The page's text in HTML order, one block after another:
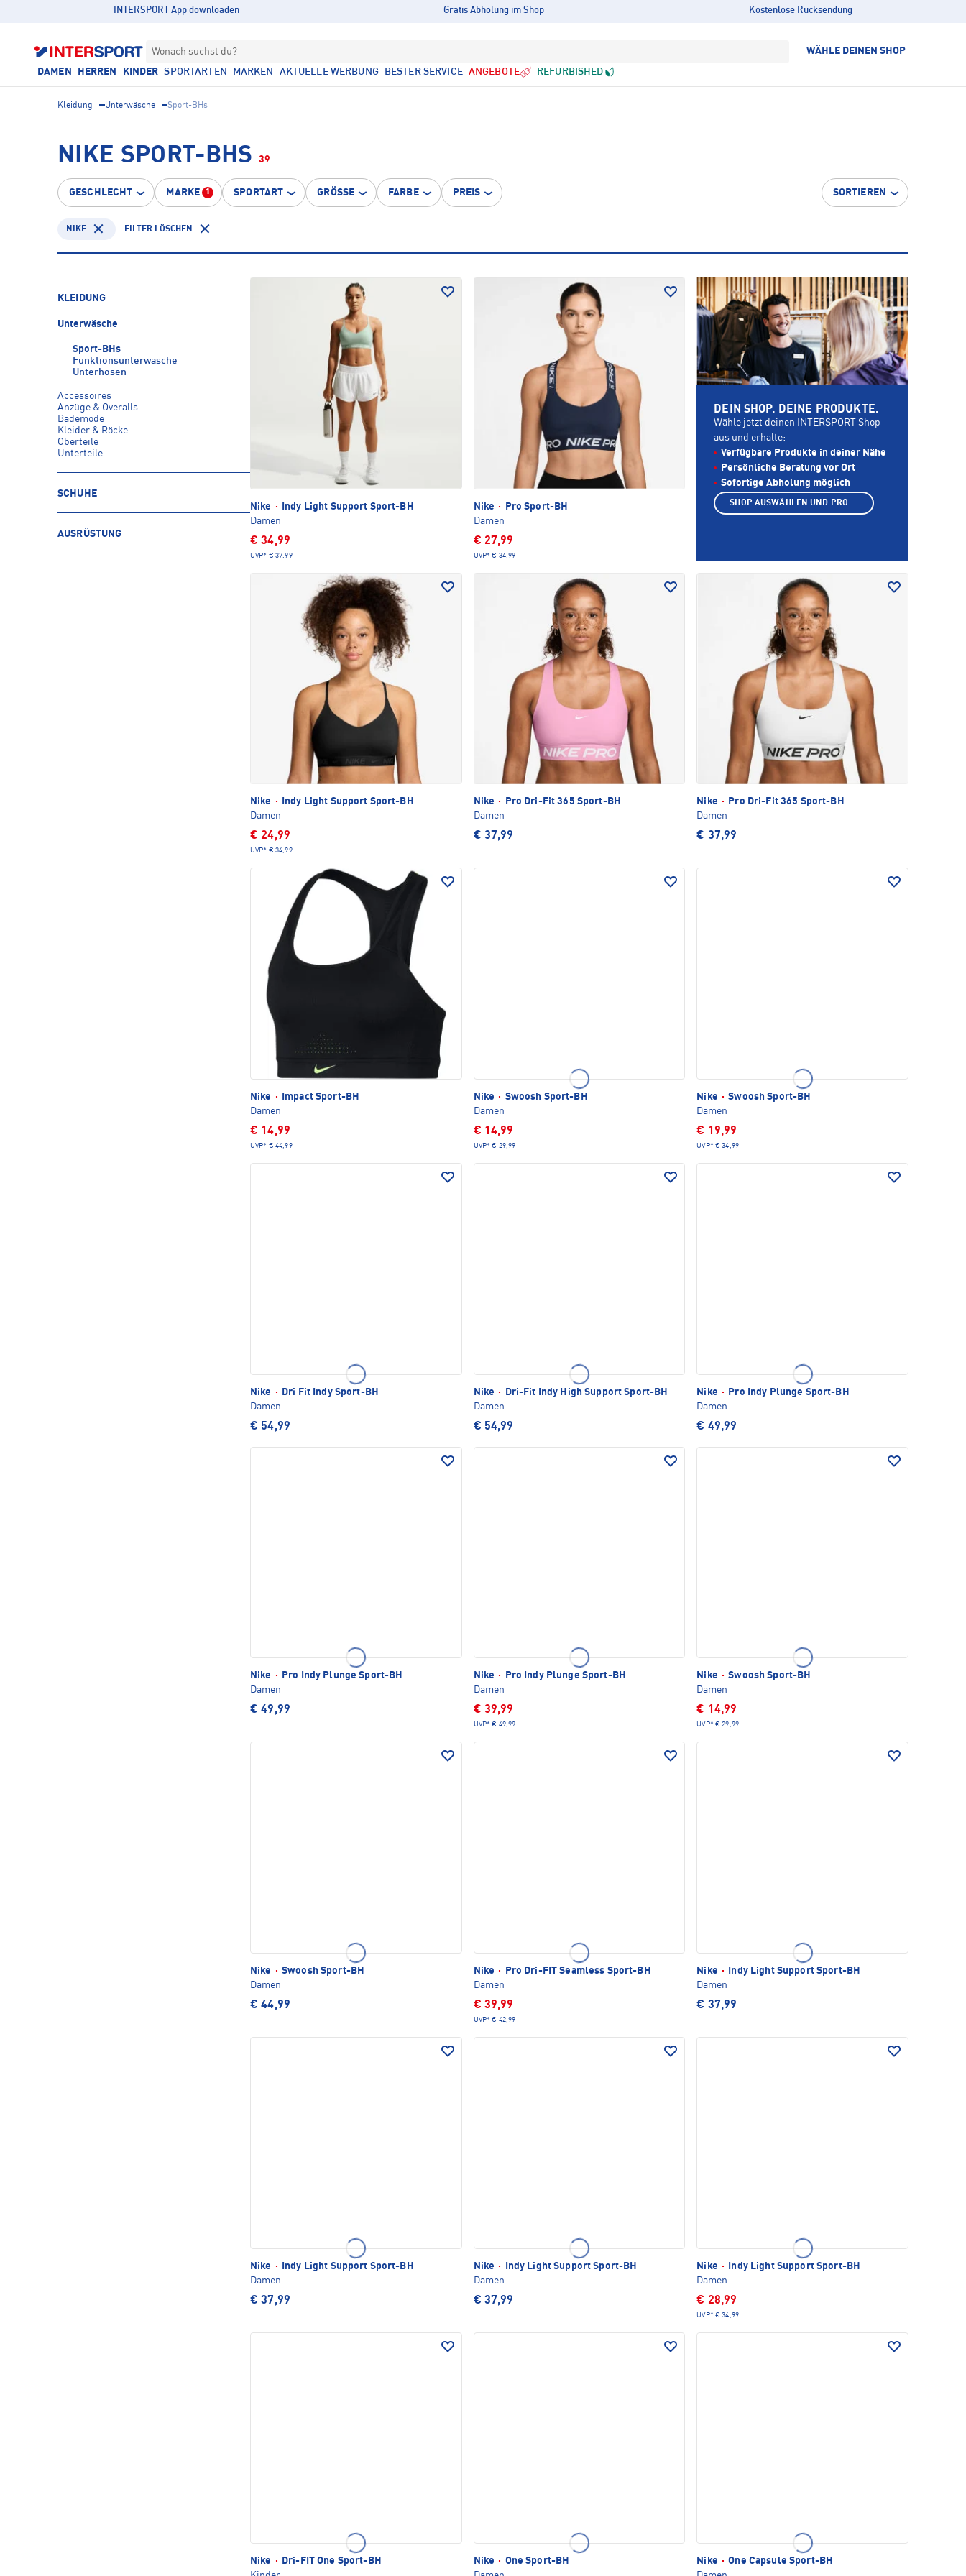
INTERSPORT App downloaden Gratis Abholung im Shop Kostenlose Rücksendung
Wonach suchst du? WÄHLE DEINEN SHOP
DAMEN HERREN KINDER SPORTARTEN MARKEN AKTUELLE WERBUNG BESTER SERVICE ANGEBOTE REFURBISHED
Kleidung Unterwäsche Sport-BHs
NIKE SPORT-BHS 39
GESCHLECHT MARKE 1 SPORTART GRÖSSE FARBE PREIS SORTIEREN
NIKE FILTER LÖSCHEN
KLEIDUNG
Unterwäsche
Sport-BHs
Funktionsunterwäsche
Unterhosen
Accessoires
Anzüge & Overalls
Bademode
Kleider & Röcke
Oberteile
Unterteile
SCHUHE
AUSRÜSTUNG
Nike ·
Indy Light Support Sport-BH
Damen
€ 34,99
UVP* € 37,99
Nike ·
Pro Sport-BH
Damen
€ 27,99
UVP* € 34,99
Nike ·
Indy Light Support Sport-BH
Damen
€ 24,99
UVP* € 34,99
Nike ·
Pro Dri-Fit 365 Sport-BH
Damen
€ 37,99
Nike ·
Pro Dri-Fit 365 Sport-BH
Damen
€ 37,99
Nike ·
Impact Sport-BH
Damen
€ 14,99
UVP* € 44,99
Nike · Swoosh Sport-BH
Damen
€ 14,99
UVP* € 29,99
Nike · Swoosh Sport-BH
Damen
€ 19,99
UVP* € 34,99
Nike ·
Dri Fit Indy Sport-BH
Damen
€ 54,99
Nike ·
Dri-Fit Indy High Support Sport-BH
Damen
€ 54,99
Nike ·
Pro Indy Plunge Sport-BH
Damen
€ 49,99
Nike ·
Pro Indy Plunge Sport-BH
Damen
€ 49,99
Nike ·
Pro Indy Plunge Sport-BH
Damen
€ 39,99
UVP* € 49,99
Nike · Swoosh Sport-BH
Damen
€ 14,99
UVP* € 29,99
Nike · Swoosh Sport-BH
Damen
€ 44,99
Nike ·
Pro Dri-FIT Seamless Sport-BH
Damen
€ 39,99
UVP* € 42,99
Nike ·
Indy Light Support Sport-BH
Damen
€ 37,99
Nike ·
Indy Light Support Sport-BH
Damen
€ 37,99
Nike ·
Indy Light Support Sport-BH
Damen
€ 37,99
Nike ·
Indy Light Support Sport-BH
Damen
€ 28,99
UVP* € 34,99
Nike ·
Dri-FIT One Sport-BH
Nike · One Sport-BH
Nike · One Capsule Sport-BH
DEIN SHOP. DEINE PRODUKTE.
Wähle jetzt deinen INTERSPORT Shop
aus und erhalte:
Verfügbare Produkte in deiner Nähe
Persönliche Beratung vor Ort
Sofortige Abholung möglich
SHOP AUSWÄHLEN UND PRODUKTE ANZEIGEN